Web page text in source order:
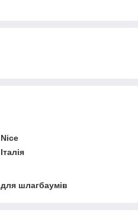
Nice
Італія
для шлагбаумів